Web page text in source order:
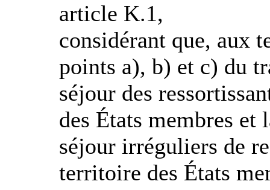
article K.1,
considérant que, aux
points a), b) et c) du
séjour des
des États membres
séjour irréguliers de
territoire des États